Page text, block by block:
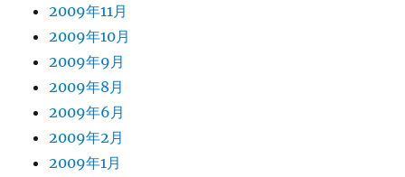
2009年11月
2009年10月
2009年9月
2009年8月
2009年6月
2009年2月
2009年1月